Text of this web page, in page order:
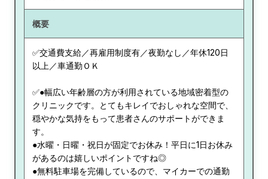
概要
✅交通費支給／再雇用制度有／夜勤なし／年休120日
以上／車通勤ＯＫ
✅●幅広い年齢層の方が利用されている地域密着型の
クリニックです。とてもキレイでおしゃれな空間で、
穏やかな気持をもって患者さんのサポートができま
す。
●水曜・日曜・祝日が固定でお休み！平日に1日お休み
があるのは嬉しいポイントですね◎
●無料駐車場を完備しているので、マイカーでの通勤